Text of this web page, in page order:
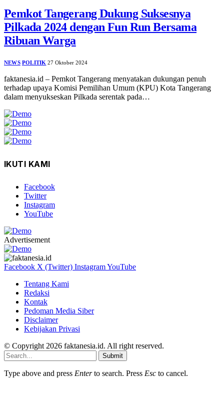
Pemkot Tangerang Dukung Suksesnya
Pilkada 2024 dengan Fun Run Bersama
Ribuan Warga
NEWS POLITIK 27 Oktober 2024
faktanesia.id – Pemkot Tangerang menyatakan dukungan penuh
terhadap upaya Komisi Pemilihan Umum (KPU) Kota Tangerang
dalam menyukseskan Pilkada serentak pada…
IKUTI KAMI
Facebook
Twitter
Instagram
YouTube
Advertisement
Facebook X (Twitter) InstagramYouTube
Tentang Kami
Redaksi
Kontak
Pedoman Media Siber
Disclaimer
Kebijakan Privasi
© Copyright 2026 faktanesia.id. All right reserved.
Submit
Type above and press Enterto search. Press Esc to cancel.